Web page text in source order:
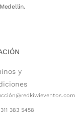
y
383 5458